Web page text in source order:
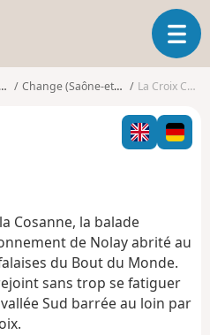
O
u
v
i
r
l
i
g
a
t
Change (Saône-et-Loire) La Croix Carnot
Cosanne, la balade
de Nolay abrité au
du Bout du Monde.
sans trop se fatiguer
Sud barrée au loin par